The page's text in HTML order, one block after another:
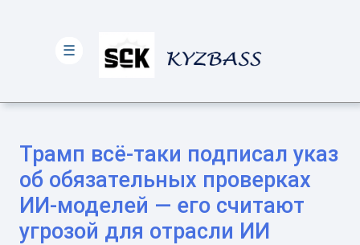
Трамп всё-таки подписал указ
об обязательных проверках
ИИ-моделей — его считают
угрозой для отрасли ИИ
☰